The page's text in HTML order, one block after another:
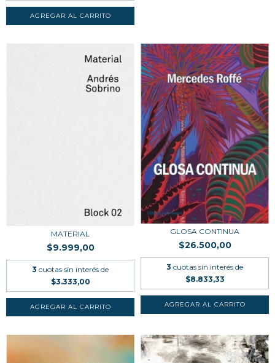
MATERIAL
$9.999,00
3 cuotas sin interés de
$3.333,00
GLOSA CONTINUA
$26.500,00
3 cuotas sin interés de
$8.833,33